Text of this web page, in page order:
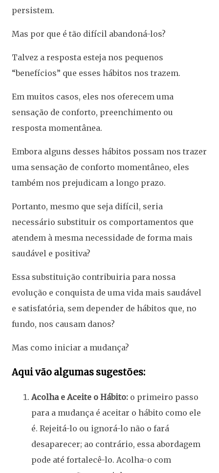
persistem.
Mas por que é tão difícil abandoná-los?
Talvez a resposta esteja nos pequenos
“benefícios” que esses hábitos nos trazem.
Em muitos casos, eles nos oferecem uma
sensação de conforto, preenchimento ou
resposta momentânea.
Embora alguns desses hábitos possam nos trazer
uma sensação de conforto momentâneo, eles
também nos prejudicam a longo prazo.
Portanto, mesmo que seja difícil, seria
necessário substituir os comportamentos que
atendem à mesma necessidade de forma mais
saudável e positiva?
Essa substituição contribuiria para nossa
evolução e conquista de uma vida mais saudável
e satisfatória, sem depender de hábitos que, no
fundo, nos causam danos?
Mas como iniciar a mudança?
Aqui vão algumas sugestões:
Acolha e Aceite o Hábito: o primeiro passo
para a mudança é aceitar o hábito como ele
é. Rejeitá-lo ou ignorá-lo não o fará
desaparecer; ao contrário, essa abordagem
pode até fortalecê-lo. Acolha-o com